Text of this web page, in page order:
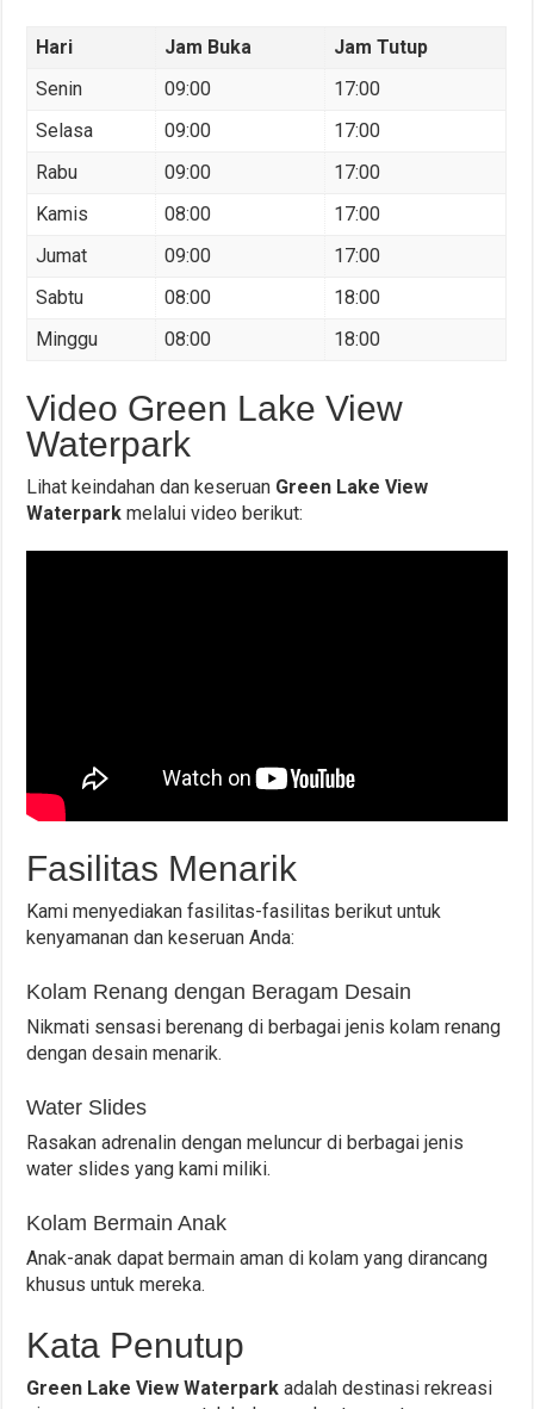
Hari Jam Buka
Jam Tutup
Senin
09:00
17:00
Selasa
09:00
17:00
Rabu
09:00
17:00
Kamis
08:00
17:00
Jumat
09:00
17:00
Sabtu
08:00
18:00
Minggu
08:00 18:00
Video Green Lake View
Waterpark
Lihat keindahan dan keseruan Green Lake View
Waterpark melalui video berikut:
Fasilitas Menarik
Kami menyediakan fasilitas-fasilitas berikut untuk
kenyamanan dan keseruan Anda:
Kolam Renang dengan Beragam Desain
Nikmati sensasi berenang di berbagai jenis kolam renang
dengan desain menarik.
Water Slides
Rasakan adrenalin dengan meluncur di berbagai jenis
water slides yang kami miliki.
Kolam Bermain Anak
Anak-anak dapat bermain aman di kolam yang dirancang
khusus untuk mereka.
Kata Penutup
Green Lake View Waterpark adalah destinasi rekreasi